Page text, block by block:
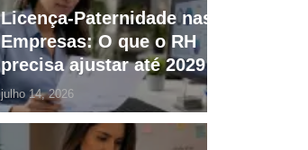
Licença-Paternidade nas
Empresas: O que o RH
precisa ajustar até 2029
julho 14, 2026